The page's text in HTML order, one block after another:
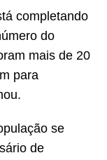
completando
do
mais de 20
para
se
de